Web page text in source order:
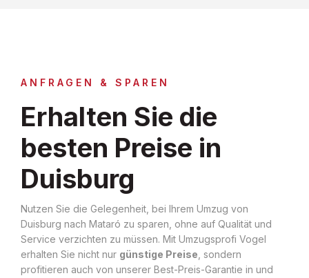
ANFRAGEN & SPAREN
Erhalten Sie die
besten Preise in
Duisburg
Nutzen Sie die Gelegenheit, bei Ihrem Umzug von
Duisburg nach Mataró zu sparen, ohne auf Qualität und
Service verzichten zu müssen. Mit Umzugsprofi Vogel
erhalten Sie nicht nur günstige Preise , sondern
profitieren auch von unserer Best-Preis-Garantie in und